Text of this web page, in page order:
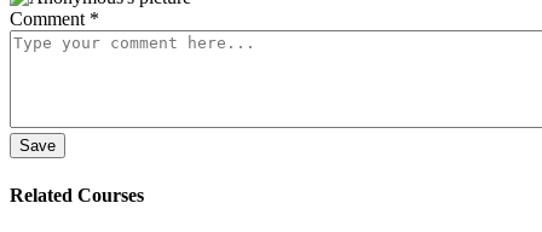
Comment *
Related Courses